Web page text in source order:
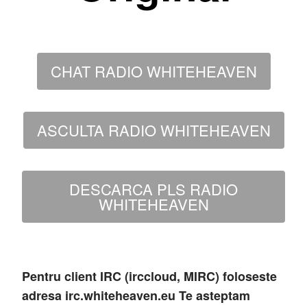
CHAT RADIO WHITEHEAVEN
ASCULTA RADIO WHITEHEAVEN
DESCARCA PLS RADIO
WHITEHEAVEN
Pentru client IRC (irccloud, MIRC) foloseste
adresa irc.whiteheaven.eu Te asteptam